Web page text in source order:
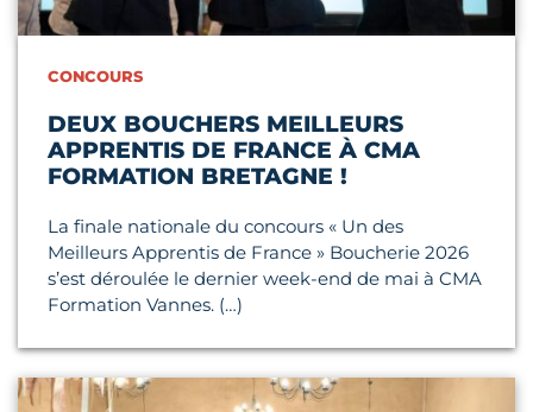
CONCOURS
DEUX BOUCHERS MEILLEURS
APPRENTIS DE FRANCE À CMA
FORMATION BRETAGNE !
La finale nationale du concours « Un des
Meilleurs Apprentis de France » Boucherie 2026
s’est déroulée le dernier week-end de mai à CMA
Formation Vannes. (…)
Lire l'article